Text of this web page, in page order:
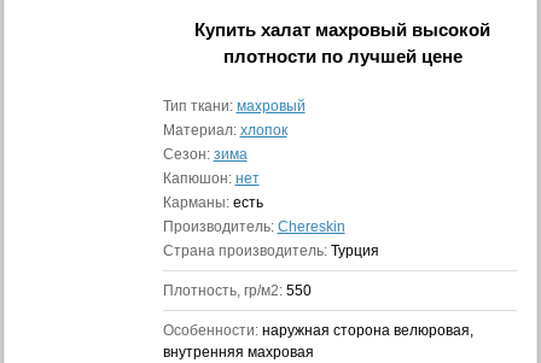
Купитьхалат махровый высокой
плотностипо лучшей цене
Тип ткани: махровый
Материал: хлопок
Сезон: зима
Капюшон: нет
Карманы: есть
Производитель: Chereskin
Страна производитель: Турция
Плотность, гр/м2: 550
Особенности: наружная сторона велюровая,
внутренняя махровая